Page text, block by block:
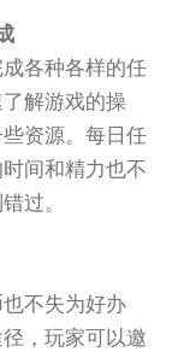
各种各样的任
解游戏的操
资源。每日任
间和精力也不
过。
不失为好办
，玩家可以邀